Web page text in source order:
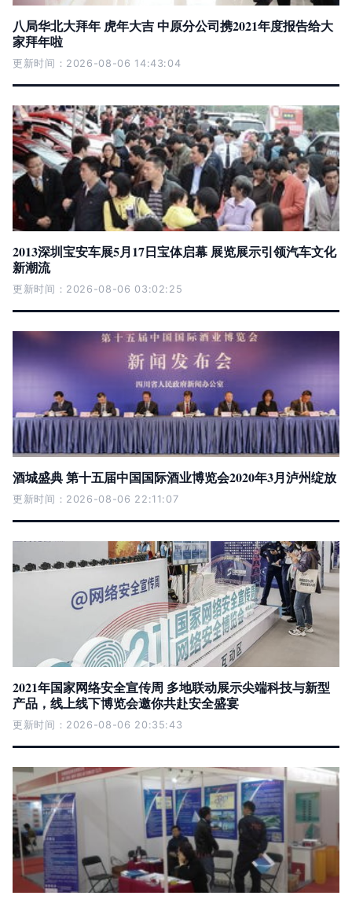
八局华北大拜年 虎年大吉 中原分公司携2021年度报告给大
家拜年啦
更新时间：2026-08-06 14:43:04
2013深圳宝安车展5月17日宝体启幕 展览展示引领汽车文化
新潮流
更新时间：2026-08-06 03:02:25
酒城盛典 第十五届中国国际酒业博览会2020年3月泸州绽放
更新时间：2026-08-06 22:11:07
2021年国家网络安全宣传周 多地联动展示尖端科技与新型
产品，线上线下博览会邀你共赴安全盛宴
更新时间：2026-08-06 20:35:43